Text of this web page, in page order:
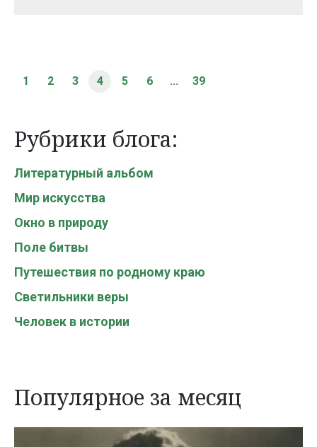
1 2 3 4 5 6 ... 39
Рубрики блога:
Литературный альбом
Мир искусства
Окно в природу
Поле битвы
Путешествия по родному краю
Светильники веры
Человек в истории
Популярное за месяц